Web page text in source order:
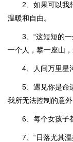
2、如果可以我
温暖和自由。
3、“这短短的
一个人，攀一座山
4、人间万里星
5、遇见你是命
我所无法控制的意外
6、每个女孩子
7、“日落尤其温